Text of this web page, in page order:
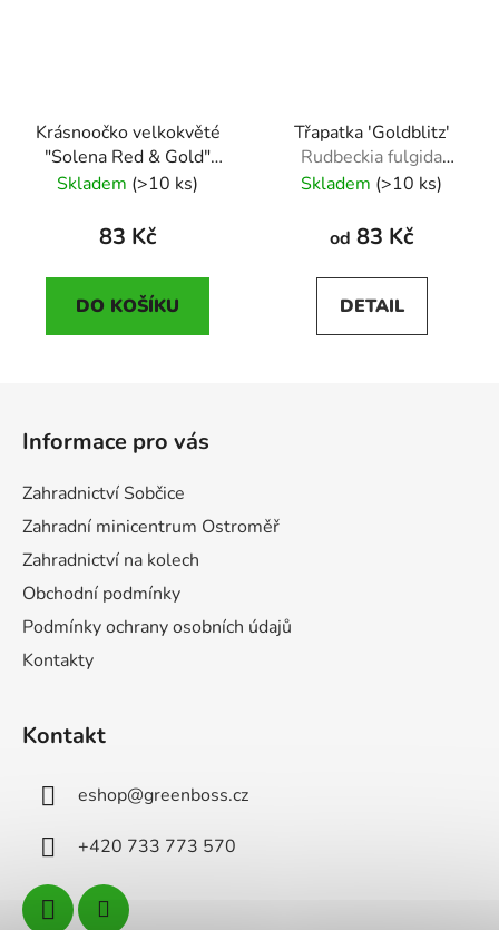
Krásnoočko velkokvěté
"Solena Red & Gold"
Coreopsis grandiflora
Skladem (>10 ks)
83 Kč
DO KOŠÍKU
Třapatka 'Goldblitz'
Rudbeckia fulgida
'Goldblitz'
Skladem (>10 ks)
od 83 Kč
DETAIL
Informace pro vás
Zahradnictví Sobčice
Zahradní minicentrum Ostroměř
Zahradnictví na kolech
Obchodní podmínky
Podmínky ochrany osobních údajů
Kontakty
Kontakt
eshop@greenboss.cz
+420 733 773 570